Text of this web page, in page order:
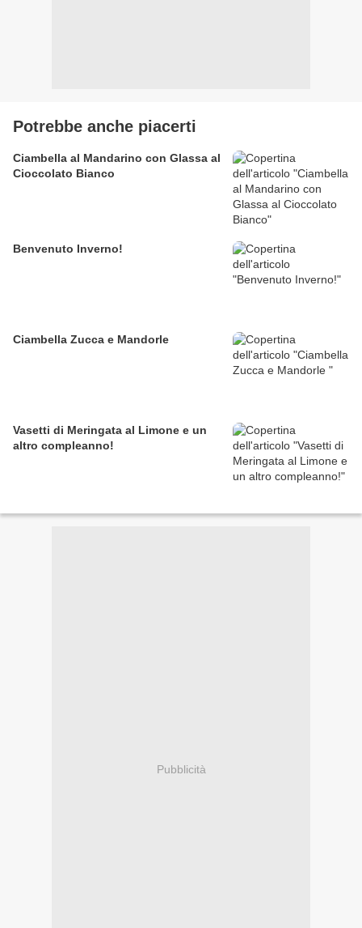
Potrebbe anche piacerti
Ciambella al Mandarino con Glassa al
Cioccolato Bianco
Benvenuto Inverno!
Ciambella Zucca e Mandorle
Vasetti di Meringata al Limone e un
altro compleanno!
Pubblicità